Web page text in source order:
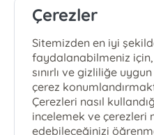
Çerezler
Sitemizden en iyi
faydalanabilmeniz
sınırlı ve gizliliğe
çerez
Çerezleri nasıl
incelemek ve çerezleri
edebileceğinizi